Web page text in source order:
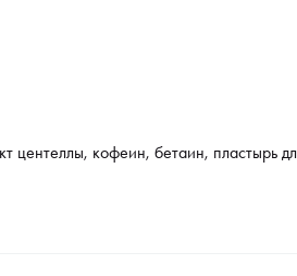
центеллы, кофеин, бетаин, пластырь